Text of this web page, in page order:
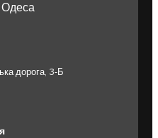
Одеса
дорога, 3-Б